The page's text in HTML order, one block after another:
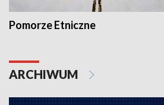
Pomorze Etniczne
ARCHIWUM